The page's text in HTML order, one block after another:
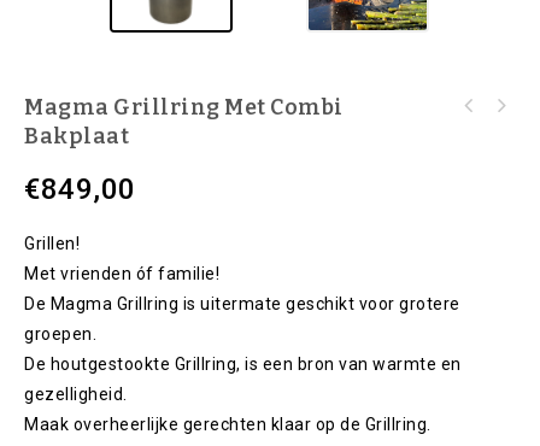
Magma Grillring Met Combi
Bakplaat
€849,00
Grillen!
Met vrienden óf familie!
De Magma Grillring is uitermate geschikt voor grotere
groepen.
De houtgestookte Grillring, is een bron van warmte en
gezelligheid.
Maak overheerlijke gerechten klaar op de Grillring.